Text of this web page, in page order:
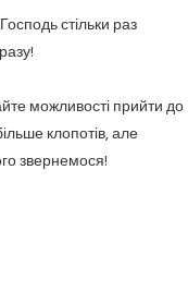
стільки раз
можливості прийти до
клопотів, але
звернемося!